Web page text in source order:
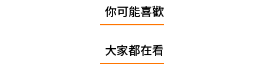
你可能喜歡
大家都在看